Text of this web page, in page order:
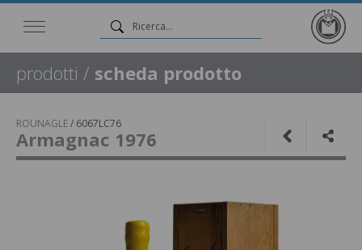
prodotti / scheda prodotto
ROUNAGLE/ 6067LC76
Armagnac 1976